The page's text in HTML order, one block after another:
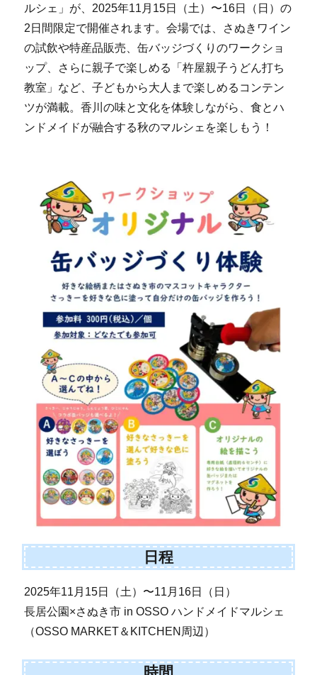
ルシェ」が、2025年11月15日（土）〜16日（日）の
2日間限定で開催されます。会場では、さぬきワイン
の試飲や特産品販売、缶バッジづくりのワークショ
ップ、さらに親子で楽しめる「杵屋親子うどん打ち
教室」など、子どもから大人まで楽しめるコンテン
ツが満載。香川の味と文化を体験しながら、食とハ
ンドメイドが融合する秋のマルシェを楽しもう！
日程
2025年11月15日（土）〜11月16日（日）
長居公園×さぬき市 in OSSO ハンドメイドマルシェ
（OSSO MARKET＆KITCHEN周辺）